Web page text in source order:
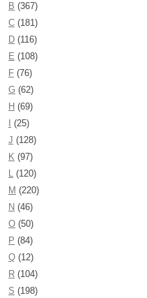
B (367)
C (181)
D (116)
E (108)
F (76)
G (62)
H (69)
(25)
J (128)
K (97)
L (120)
M (220)
N (46)
O (50)
P (84)
Q (12)
R (104)
S (198)